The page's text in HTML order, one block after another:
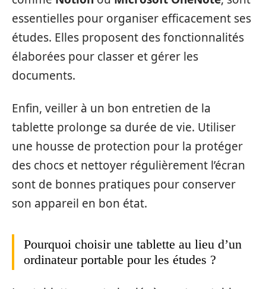
essentielles pour organiser efficacement ses
études. Elles proposent des fonctionnalités
élaborées pour classer et gérer les
documents.
Enfin, veiller à un bon entretien de la
tablette prolonge sa durée de vie. Utiliser
une housse de protection pour la protéger
des chocs et nettoyer régulièrement l’écran
sont de bonnes pratiques pour conserver
son appareil en bon état.
Pourquoi choisir une tablette au lieu d’un
ordinateur portable pour les études ?